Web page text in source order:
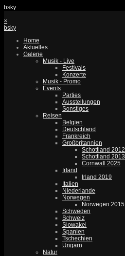
bsky
×
bsky
Home
Aktuelles
Galerie
Musik - Live
Festivals
Konzerte
Musik - Promo
Events
Parties
Ausstellungen
Sonstiges
Reisen
Belgien
Deutschland
Frankreich
Großbritannien
Schottland 2012
Schottland 2013
Cornwall 2025
Irland
Irland 2019
Italien
Niederlande
Norwegen
Norwegen 2015
Schweden
Schweiz
Slowakei
Spanien
Tschechien
Ungarn
Natur